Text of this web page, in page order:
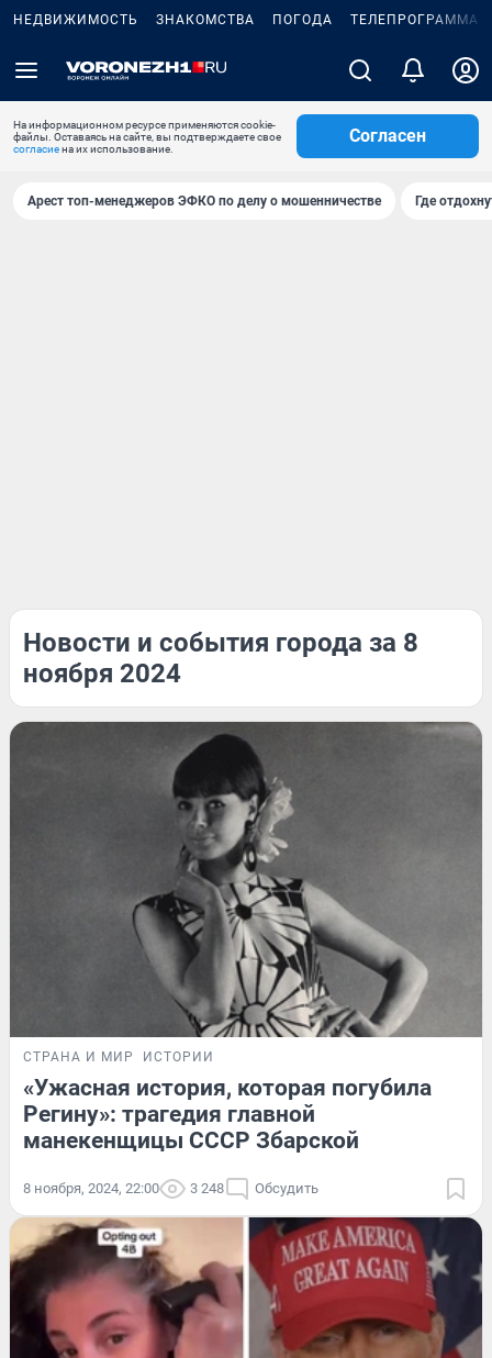
НЕДВИЖИМОСТЬ ЗНАКОМСТВА ПОГОДА ТЕЛЕПРОГРАММА
На информационном ресурсе применяются cookie-
файлы. Оставаясь на сайте, вы подтверждаете свое
согласиена их использование.
Согласен
Арест топ-менеджеров ЭФКО по делу о мошенничестве Где
Новости и события города за 8
ноября 2024
СТРАНА И МИР ИСТОРИИ
«Ужасная история, которая погубила
Регину»: трагедия главной
манекенщицы СССР Збарской
8 ноября, 2024, 22:00 3 248 Обсудить